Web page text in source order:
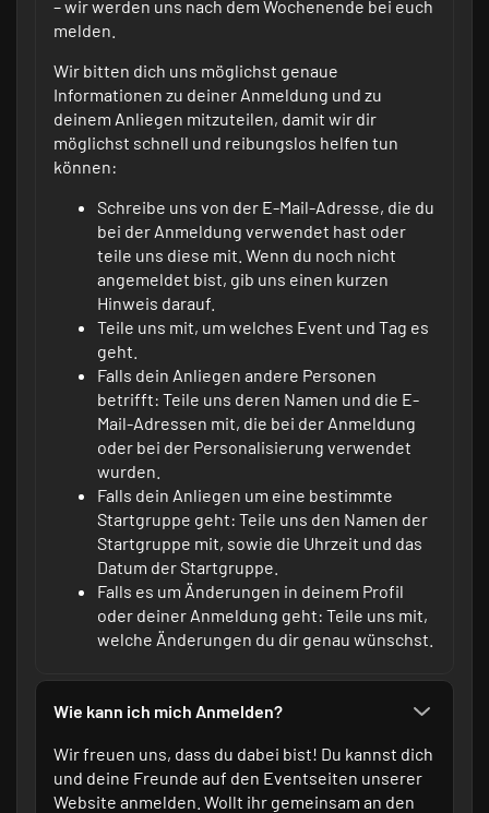
– wir werden uns nach dem Wochenende bei euch
melden.
Wir bitten dich uns möglichst genaue
Informationen zu deiner Anmeldung und zu
deinem Anliegen mitzuteilen, damit wir dir
möglichst schnell und reibungslos helfen tun
können:
Schreibe uns von der E-Mail-Adresse, die du
bei der Anmeldung verwendet hast oder
teile uns diese mit. Wenn du noch nicht
angemeldet bist, gib uns einen kurzen
Hinweis darauf.
Teile uns mit, um welches Event und Tag es
geht.
Falls dein Anliegen andere Personen
betrifft: Teile uns deren Namen und die E-
Mail-Adressen mit, die bei der Anmeldung
oder bei der Personalisierung verwendet
wurden.
Falls dein Anliegen um eine bestimmte
Startgruppe geht: Teile uns den Namen der
Startgruppe mit, sowie die Uhrzeit und das
Datum der Startgruppe.
Falls es um Änderungen in deinem Profil
oder deiner Anmeldung geht: Teile uns mit,
welche Änderungen du dir genau wünschst.
Wie kann ich mich Anmelden?
Wir freuen uns, dass du dabei bist! Du kannst dich
und deine Freunde auf den Eventseiten unserer
Website anmelden. Wollt ihr gemeinsam an den